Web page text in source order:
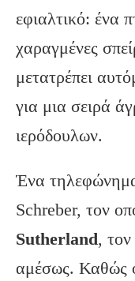
εφιαλτικό: ένα
χαραγμένες
μετατρέπει
για μια σειρά
ιερόδουλων.
Ένα
Schreber, τον
Sutherland, τον
αμέσως. Καθώς